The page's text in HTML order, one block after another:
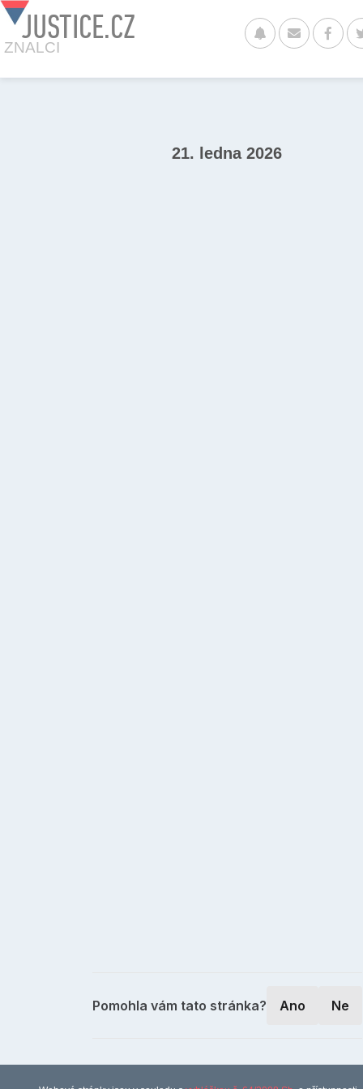
JUSTICE.CZ
ZNALCI
21. ledna 2026
Pomohla vám tato stránka? Ano Ne